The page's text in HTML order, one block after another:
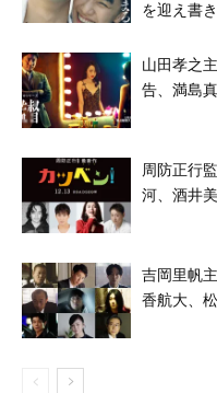
を迎え書
山田孝之
告、満島
周防正行
河、酒井
吉岡里帆
香航大、